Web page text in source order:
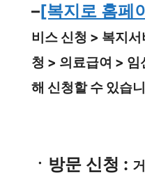
–[복지로 홈페
비스 신청 > 복지
청 > 의료급여 >
해 신청할 수 있습
ㆍ방문 신청 :